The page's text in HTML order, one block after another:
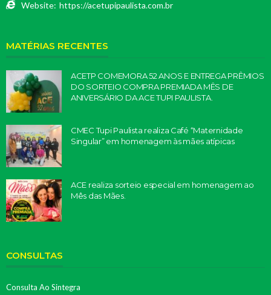
Website: https://acetupipaulista.com.br
MATÉRIAS RECENTES
ACETP COMEMORA 52 ANOS E ENTREGA PRÊMIOS
DO SORTEIO COMPRA PREMIADA MÊS DE
ANIVERSÁRIO DA ACE TUPI PAULISTA.
CMEC Tupi Paulista realiza Café “Maternidade
Singular” em homenagem às mães atípicas
ACE realiza sorteio especial em homenagem ao
Mês das Mães.
CONSULTAS
Consulta Ao Sintegra